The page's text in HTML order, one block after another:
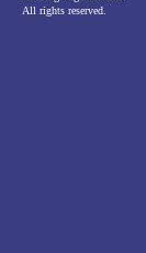
All rights reserved.